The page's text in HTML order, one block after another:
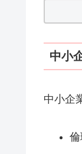
中小
中小企